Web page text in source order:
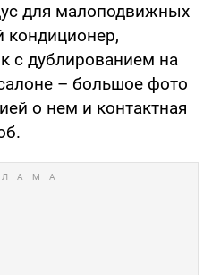
для малоподвижных
с дублированием на
– большое фото
о нем и контактная